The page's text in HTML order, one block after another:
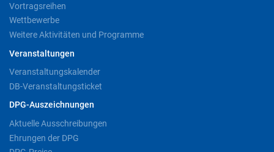
Vortragsreihen
Wettbewerbe
Weitere Aktivitäten und Programme
Veranstaltungen
Veranstaltungskalender
DB-Veranstaltungsticket
DPG-Auszeichnungen
Aktuelle Ausschreibungen
Ehrungen der DPG